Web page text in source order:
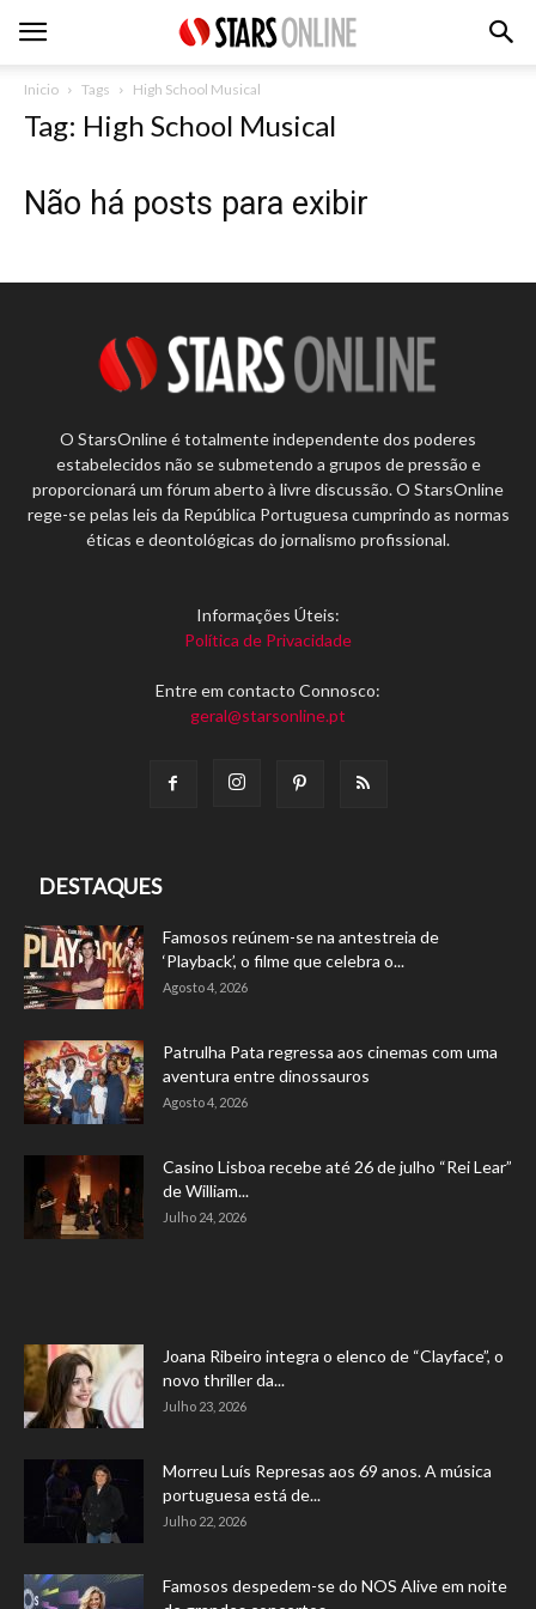
Inicio Tags High School Musical
Tag: High School Musical
Não há posts para exibir
O StarsOnline é totalmente independente dos poderes
estabelecidos não se submetendo a grupos de pressão e
proporcionará um fórum aberto à livre discussão. O StarsOnline
rege-se pelas leis da República Portuguesa cumprindo as normas
éticas e deontológicas do jornalismo profissional.
Informações Úteis:
Política de Privacidade
Entre em contacto Connosco:
geral@starsonline.pt
DESTAQUES
Famosos reúnem-se na antestreia de
‘Playback’, o filme que celebra o...
Agosto 4, 2026
Patrulha Pata regressa aos cinemas com uma
aventura entre dinossauros
Agosto 4, 2026
Casino Lisboa recebe até 26 de julho “Rei Lear”
de William...
Julho 24, 2026
Joana Ribeiro integra o elenco de “Clayface”, o
novo thriller da...
Julho 23, 2026
Morreu Luís Represas aos 69 anos. A música
portuguesa está de...
Julho 22, 2026
Famosos despedem-se do NOS Alive em noite